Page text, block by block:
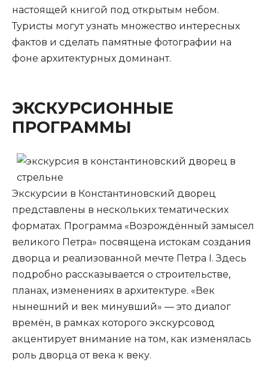
настоящей книгой под открытым небом.
Туристы могут узнать множество интересных
фактов и сделать памятные фотографии на
фоне архитектурных доминант.
ЭКСКУРСИОННЫЕ
ПРОГРАММЫ
Экскурсии в Константиновский дворец
представлены в нескольких тематических
форматах. Программа «Возрождённый замысел
великого Петра» посвящена истокам создания
дворца и реализованной мечте Петра I. Здесь
подробно рассказывается о строительстве,
планах, изменениях в архитектуре. «Век
нынешний и век минувший» — это диалог
времён, в рамках которого экскурсовод
акцентирует внимание на том, как изменялась
роль дворца от века к веку.